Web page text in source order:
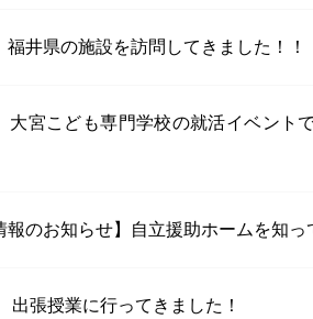
福井県の施設を訪問してきました！！
大宮こども専門学校の就活イベント
報のお知らせ】自立援助ホームを知っ
出張授業に行ってきました！